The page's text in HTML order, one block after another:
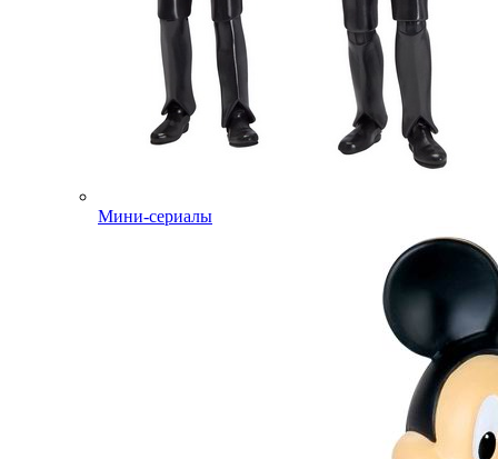
Мини-сериалы